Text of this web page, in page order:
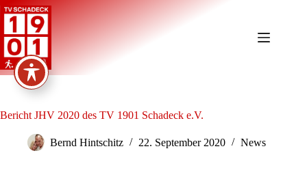
Zum
Inhalt
springen
Bericht JHV 2020 des TV 1901 Schadeck e.V.
Bernd Hintschitz 22. September 2020 News